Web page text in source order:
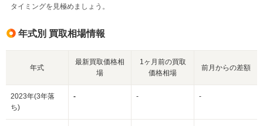
タイミングを見極めましょう。
年式別 買取相場情報
年式
最新買取価格相
場
1ヶ月前の買取
価格相場
前月からの差額
2023年(3年落
ち)
- - -